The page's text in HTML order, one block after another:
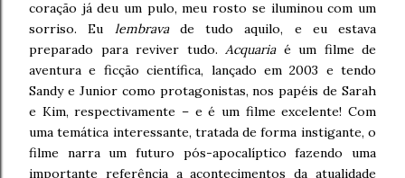
coração já deu um pulo, meu rosto se iluminou com um
sorriso. Eu lembravade tudo aquilo, e eu estava
preparado para reviver tudo. Acquariaé um filme de
aventura e ficção científica, lançado em 2003 e tendo
Sandy e Junior como protagonistas, nos papéis de Sarah
e Kim, respectivamente – e é um filme excelente! Com
uma temática interessante, tratada de forma instigante, o
filme narra um futuro pós-apocalíptico fazendo uma
importante referência a acontecimentos da atualidade